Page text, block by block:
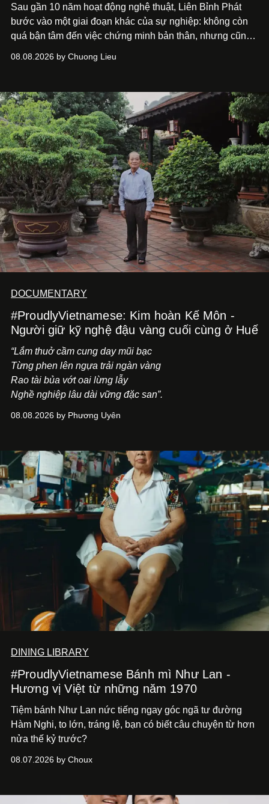
Sau gần 10 năm hoạt động nghệ thuật, Liên Bỉnh Phát
bước vào một giai đoạn khác của sự nghiệp: không còn
quá bận tâm đến việc chứng minh bản thân, nhưng cũng
phim điện ảnh trong nửa đầu 2026 đến hành trình trở lại
bằng một tâm thế điềm tĩnh hơn. Anh tiếp tục học hỏi, trau
dồi và chờ đợi những vai diễn đủ sức đưa mình đến
những vùng đất mới. Ở tuổi ngoài 30, điều anh theo đuổi
không phải những đích đến quá lớn, mà là khả năng luôn
tiến về phía trước.
08.08.2026 by Chuong Lieu
DOCUMENTARY
#ProudlyVietnamese: Kim hoàn Kế Môn -
Người giữ kỹ nghệ đậu vàng cuối cùng ở Huế
“Lắm thuở cầm cung day mũi bạc
Từng phen lên ngựa trải ngàn vàng
Rao tài bủa vớt oai lừng lẫy
Nghề nghiệp lâu dài vững đặc san”.
08.08.2026 by Phương Uyên
DINING LIBRARY
#ProudlyVietnamese Bánh mì Như Lan -
Hương vị Việt từ những năm 1970
Tiệm bánh Như Lan nức tiếng ngay góc ngã tư đường
Hàm Nghi, to lớn, tráng lệ, bạn có biết câu chuyện từ hơn
nửa thế kỷ trước?
08.07.2026 by Choux